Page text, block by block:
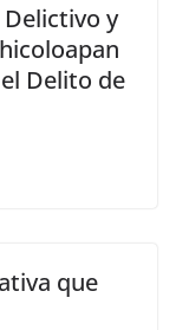
y
Delito de
que